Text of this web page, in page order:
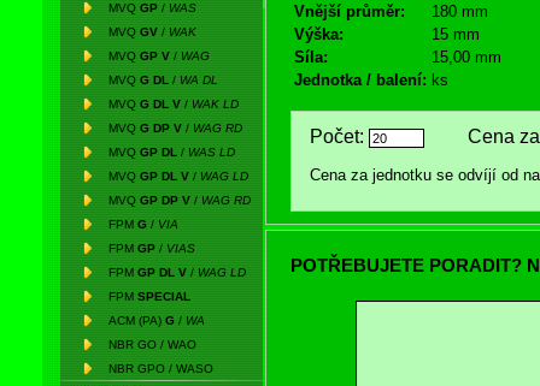
MVQ GP / WAS
MVQ GV / WAK
MVQ GP V / WAG
MVQ G DL / WA DL
MVQ G DL V / WAK LD
MVQ G DP V / WAG RD
MVQ GP DL / WAS LD
MVQ GP DL V / WAG LD
MVQ GP DP V / WAG RD
FPM G / VIA
FPM GP / VIAS
FPM GP DL V / WAG LD
FPM SPECIAL
ACM (PA) G / WA
NBR GO / WAO
NBR GPO / WASO
Vnější průměr:
180 mm
Výška:
15 mm
Síla:
15,00 mm
Jednotka / balení: ks
Počet: Cena za
Cena za jednotku se odvíjí od
POTŘEBUJETE PORADIT?